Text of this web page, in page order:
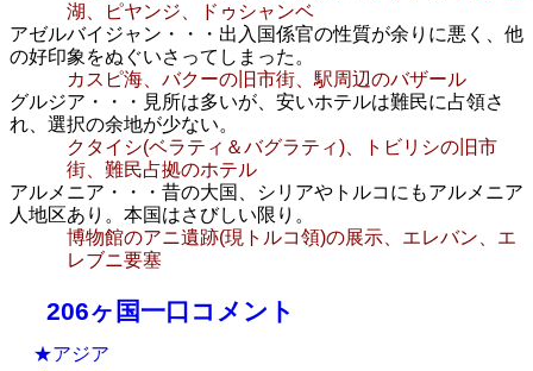
湖、ピヤンジ、ドゥシャンベ
アゼルバイジャン・・・出入国係官の性質が余りに悪く、他
の好印象をぬぐいさってしまった。
カスピ海、バクーの旧市街、駅周辺のバザール
グルジア・・・見所は多いが、安いホテルは難民に占領さ
れ、選択の余地が少ない。
クタイシ(ベラティ＆バグラティ)、トビリシの旧市
街、難民占拠のホテル
アルメニア・・・昔の大国、シリアやトルコにもアルメニア
人地区あり。本国はさびしい限り。
博物館のアニ遺跡(現トルコ領)の展示、エレバン、エ
レブニ要塞
206ヶ国一口コメント
★アジア